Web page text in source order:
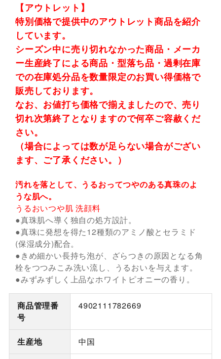
【アウトレット】
特別価格で提供中のアウトレット商品を紹介
しています。
シーズン中に売り切れなかった商品・メーカ
ー生産終了による商品・型落ち品・過剰在庫
での在庫処分品を数量限定のお買い得価格で
販売しております。
なお、お値打ち価格で揃えましたので、売り
切れ次第終了となりますので何卒ご容赦くだ
さい。
（場合によっては数が足らない場合がござい
ます、ご了承ください。）
汚れを落として、うるおってつやのある真珠のよ
うな肌へ。
うるおいつや肌 洗顔料
●真珠肌へ導く独自の処方設計。
●真珠に発想を得た12種類のアミノ酸とセラミド
(保湿成分)配合。
●きめ細かい長持ち泡が、ざらつきの原因となる角
栓をつつみこみ洗い流し、うるおいを与えます。
●みずみずしく上品なホワイトピオニーの香り。
商品管理番
号
4902111782669
生産地 中国